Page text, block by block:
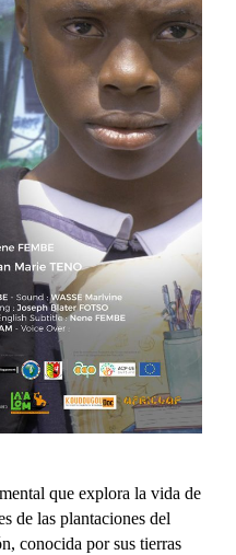
que explora la vida de
de las plantaciones del
conocida por sus tierras